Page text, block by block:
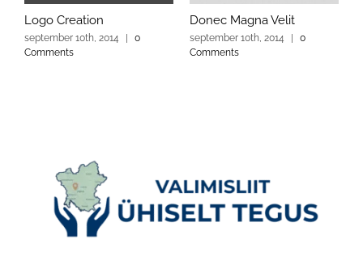
Logo Creation
september 10th, 2014
0
Comments
Donec Magna Velit
september 10th, 2014
0
Comments